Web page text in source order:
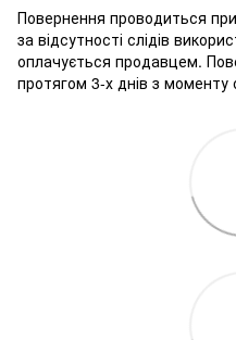
Повернення проводиться
за відсутності слідів
оплачується продавцем.
протягом 3-х днів з